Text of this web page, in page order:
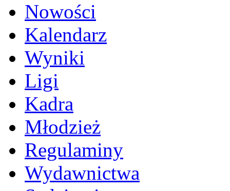
Nowości
Kalendarz
Wyniki
Ligi
Kadra
Młodzież
Regulaminy
Wydawnictwa